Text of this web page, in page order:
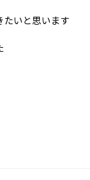
たいと思います